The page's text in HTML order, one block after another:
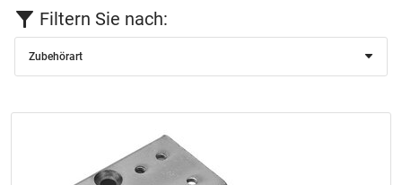
Filtern Sie nach:
Zubehörart